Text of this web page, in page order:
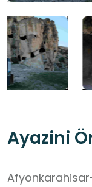
Ayazini